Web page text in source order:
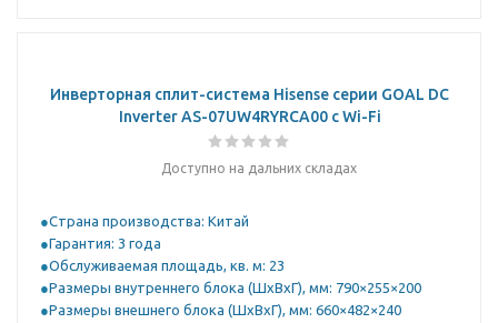
Инверторная сплит-система Hisense серии GOAL DC
Inverter AS-07UW4RYRCA00 с Wi-Fi
Доступно на дальних складах
Страна производства: Китай
Гарантия: 3 года
Обслуживаемая площадь, кв. м: 23
Размеры внутреннего блока (ШхВхГ), мм: 790×255×200
Размеры внешнего блока (ШхВхГ), мм: 660×482×240